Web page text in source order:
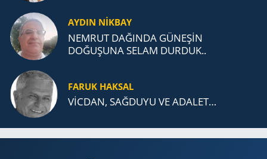
AYDIN NİKBAY
NEMRUT DAĞINDA GÜNEŞİN
DOĞUŞUNA SELAM DURDUK..
FARUK HAKSAL
VİCDAN, SAĞ­DU­YU VE ADA­LET…